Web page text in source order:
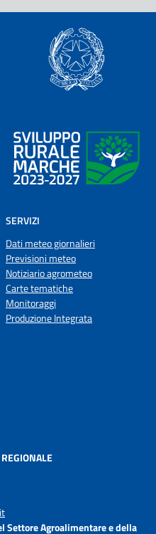
SERVIZI
Dati meteo giornalieri
Previsioni meteo
Notiziario agrometeo
Carte tematiche
Monitoraggi
Produzione Integrata
Settore Agroalimentare e della